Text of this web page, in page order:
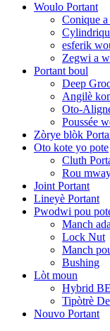
Woulo Portant
Conique
esferik
Zegwi a
Portant boul
Deep
Angilè
Oto-
Poussée
Zòrye blòk
Oto kote yo pote
Cluth
Rou
Joint Portant
Lineyè Portant
Pwodwi pou
Manch
Lock Nut
Manch
Bushing
Lòt moun
Hybrid
Tipòtrè
Nouvo Portant